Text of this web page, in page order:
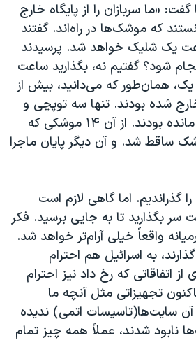
«ما سربازان را از پایگاه خارج
که موشک‌ها در راه‌اند. گفتند
یک شلیک خواهد شد. پرسیدند
شود؟ گفتیم نه، بگذارید ساعت
همان‌طور که می‌دانید، بیش از
خارج شده بودند. تنها سه توپچی و
سه کمک‌توپچی باقی مانده بودند. از آن ۱۴ موشکی که
شد، هر ۱۴ موشک ساقط شد. و آن دیگر پایان ماجرا
گذراندیم. اما گاهی لازم است
بگذارید تا به جایی برسید. فکر
واقعاً خیلی آرام‌تر خواهد شد.
به اسرائیل هم احترام
اتفاقاتی که رخ داد نیز احترام
تجهیزاتی مثل آنچه ما
آن سایت‌ها(تاسیسات اتمی) ندیده
نابود شدند، عملاً همه چیز تمام